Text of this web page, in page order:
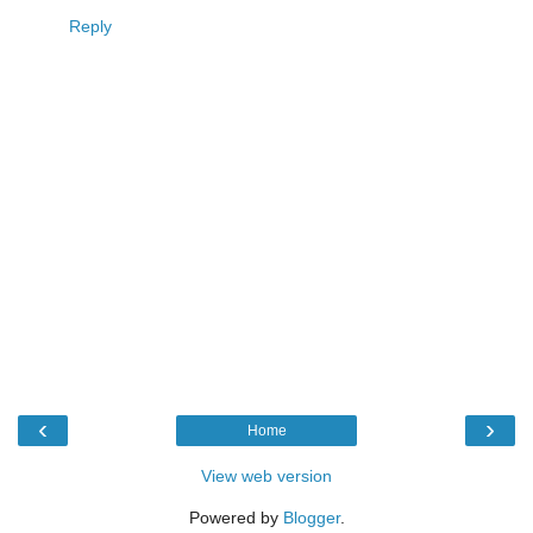
Reply
‹ ›
Home
View web version
Powered by Blogger.